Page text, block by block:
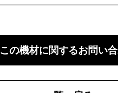
この機材に関するお問い